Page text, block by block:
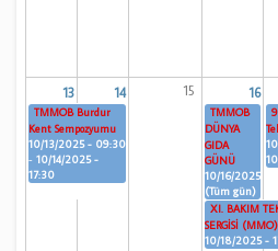
13 14 15 16
TMMOB Burdur
Kent Sempozyumu
10/13/2025 - 09:30
-10/14/2025 -
17:30
TMMOB
DÜNYA
GIDA
GÜNÜ
10/16/2025
(Tüm gün)
XI. BAKIM
SERGİSİ (MMO)
10/18/2025 -